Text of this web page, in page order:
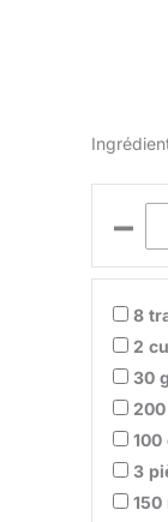
–
8
2
30
200
100
3
150